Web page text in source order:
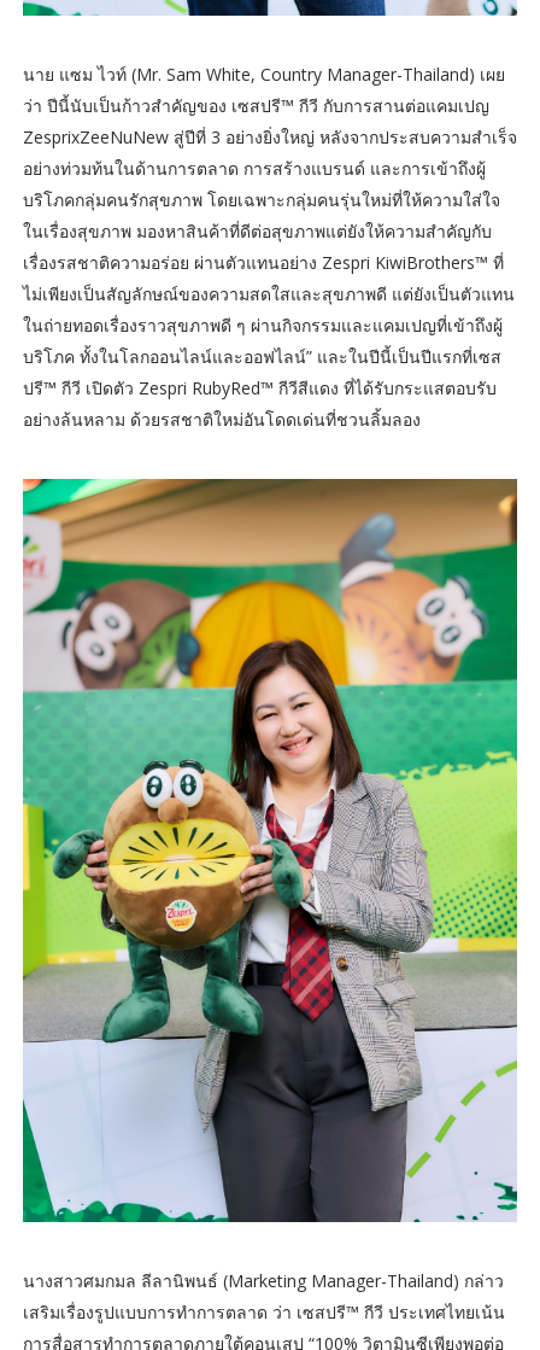
นาย แซม ไวท์ (Mr. Sam White, Country Manager-Thailand) เผย
ว่า ปีนี้นับเป็นก้าวสำคัญของ เซสปรี™ กีวี กับการสานต่อแคมเปญ
ZesprixZeeNuNew สู่ปีที่ 3 อย่างยิ่งใหญ่ หลังจากประสบความสำเร็จ
อย่างท่วมท้นในด้านการตลาด การสร้างแบรนด์ และการเข้าถึงผู้
บริโภคกลุ่มคนรักสุขภาพ โดยเฉพาะกลุ่มคนรุ่นใหม่ที่ให้ความใส่ใจ
ในเรื่องสุขภาพ มองหาสินค้าที่ดีต่อสุขภาพแต่ยังให้ความสำคัญกับ
เรื่องรสชาติความอร่อย ผ่านตัวแทนอย่าง Zespri KiwiBrothers™ ที่
ไม่เพียงเป็นสัญลักษณ์ของความสดใสและสุขภาพดี แต่ยังเป็นตัวแทน
ในถ่ายทอดเรื่องราวสุขภาพดี ๆ ผ่านกิจกรรมและแคมเปญที่เข้าถึงผู้
บริโภค ทั้งในโลกออนไลน์และออฟไลน์” และในปีนี้เป็นปีแรกที่เซส
ปรี™ กีวี เปิดตัว Zespri RubyRed™ กีวีสีแดง ที่ได้รับกระแสตอบรับ
อย่างล้นหลาม ด้วยรสชาติใหม่อันโดดเด่นที่ชวนลิ้มลอง
นางสาวศมกมล ลีลานิพนธ์ (Marketing Manager-Thailand) กล่าว
เสริมเรื่องรูปแบบการทำการตลาด ว่า เซสปรี™ กีวี ประเทศไทยเน้น
การสื่อสารทำการตลาดภายใต้คอนเสป “100% วิตามินซีเพียงพอต่อ